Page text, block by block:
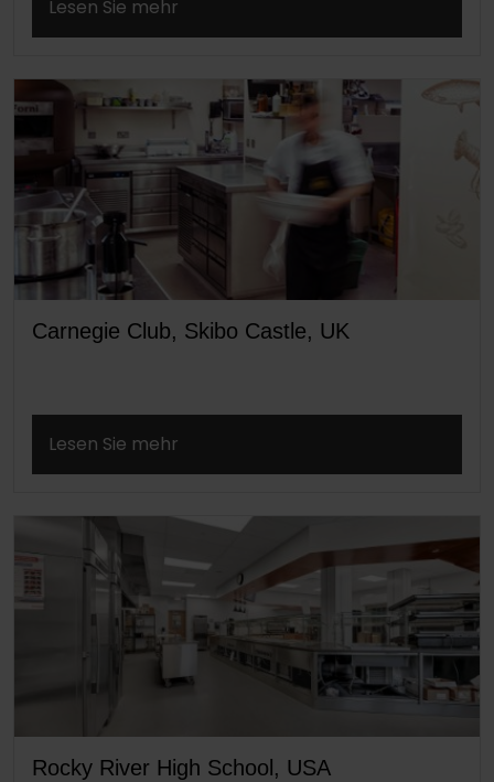
Lesen Sie mehr
Carnegie Club, Skibo Castle, UK
Lesen Sie mehr
Rocky River High School, USA